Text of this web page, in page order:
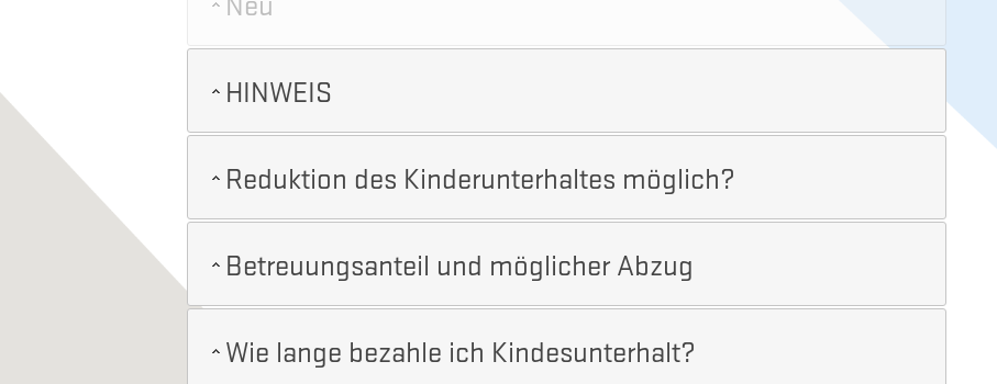
HINWEIS
Reduktion des Kinderunterhaltes möglich?
Betreuungsanteil und möglicher Abzug
Wie lange bezahle ich Kindesunterhalt?